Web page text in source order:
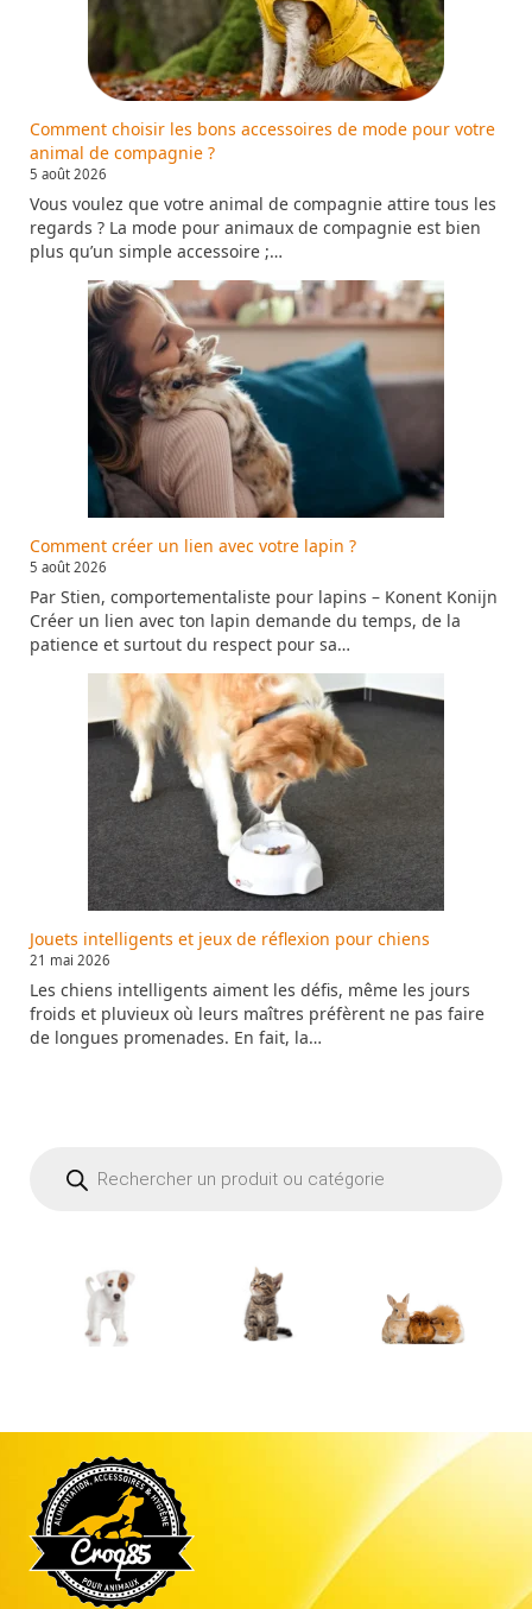
Comment choisir les bons accessoires de mode pour votre
animal de compagnie ?
5 août 2026
Vous voulez que votre animal de compagnie attire tous les
regards ? La mode pour animaux de compagnie est bien
plus qu’un simple accessoire ;…
Comment créer un lien avec votre lapin ?
5 août 2026
Par Stien, comportementaliste pour lapins – Konent Konijn
Créer un lien avec ton lapin demande du temps, de la
patience et surtout du respect pour sa…
Jouets intelligents et jeux de réflexion pour chiens
21 mai 2026
Les chiens intelligents aiment les défis, même les jours
froids et pluvieux où leurs maîtres préfèrent ne pas faire
de longues promenades. En fait, la…
produits